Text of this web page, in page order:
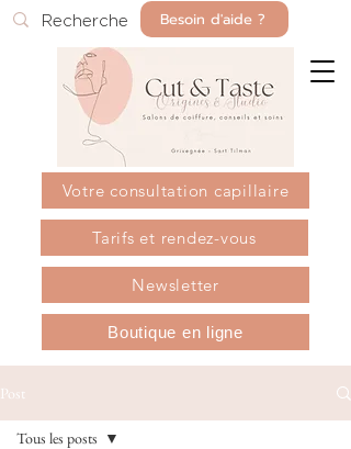
Besoin d'aide ?
Votre consultation capillaire
Tarifs et rendez-vous
Newsletter
Boutique en ligne
Post
Tous les posts